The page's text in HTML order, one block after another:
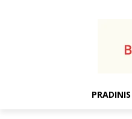
PRADINIS